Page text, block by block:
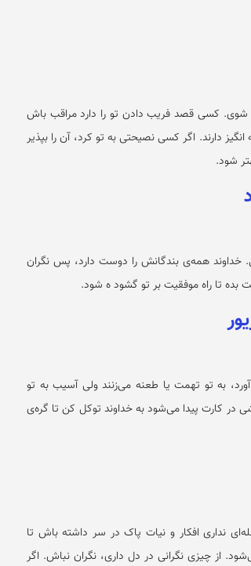
کسی قصد فریب دادن تو را دارد مراقب باش
دارند. اگر کسی نصیحتی به تو کرد، آن را بپذیر
شود.
همه‌ی بندگانش را دوست دارد، پس نگران
تا راه موفقیت بر تو گشود ه شود.
به تو تهمت یا طعنه می‌زنند ولی آسیب به تو
در کارت پیدا می‌شود به خداوند توکل کن تا گره‌ی
نداری افکار و نیات پاک در سر داشته باش تا
از چیزی نگرانی در دل داری، نگران نباش. اگر